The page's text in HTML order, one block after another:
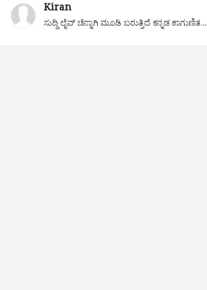
Kiran
ಸುದ್ದಿ ಲೈವ್ ಚೆನ್ನಾಗಿ ಮೂಡಿ ಬರುತ್ತಿದೆ ಕನ್ನಡ ಕಾಗುಣಿತ...